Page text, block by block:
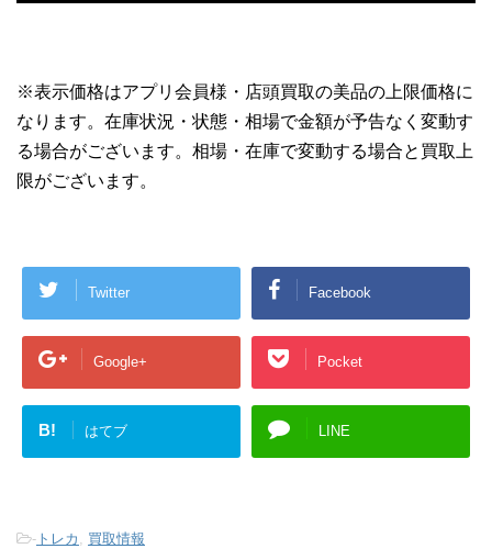
※表示価格はアプリ会員様・店頭買取の美品の上限価格に
なります。在庫状況・状態・相場で金額が予告なく変動す
る場合がございます。相場・在庫で変動する場合と買取上
限がございます。
Twitter Facebook
Google+ Pocket
B! はてブ LINE
- トレカ 買取情報